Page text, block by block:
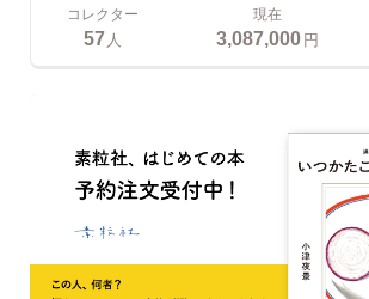
コレクター
57 人
現在
3,087,000円